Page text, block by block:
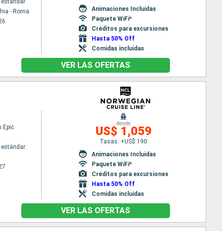
- Roma
Animaciones Incluidas
Paquete WiFi*
Créditos para excursiones
Hasta 50% Off
Comidas incluidas
VER LAS OFERTAS
Epic
desde
US$ 1,059
Tasas: +US$ 190
Animaciones Incluidas
Paquete WiFi*
Créditos para excursiones
Hasta 50% Off
Comidas incluidas
VER LAS OFERTAS